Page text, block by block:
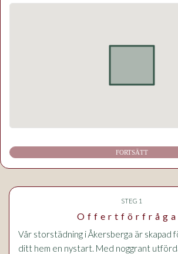
FORTSÄTT
STEG 1
Vår storstädning i Åkersberga är skapad
ditt hem en nystart. Med noggrant